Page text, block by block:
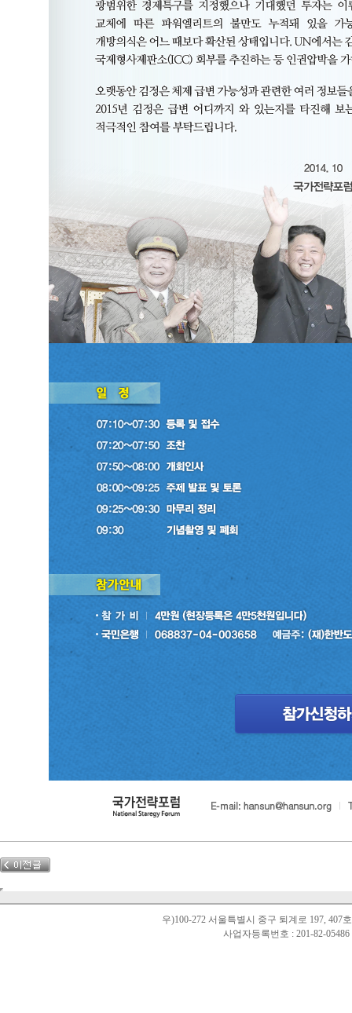
우)100-272 서울특별시 중구 퇴계로 197,
사업자등록번호 : 201-82-